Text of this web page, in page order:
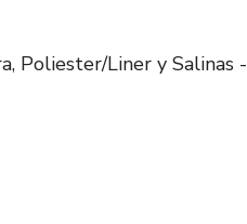
Poliester/Liner y Salinas -